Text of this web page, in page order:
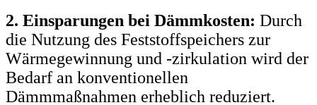
2. Einsparungen bei Dämmkosten: Durch
die Nutzung des Feststoffspeichers zur
Wärmegewinnung und -zirkulation wird der
Bedarf an konventionellen
Dämmmaßnahmen erheblich reduziert.